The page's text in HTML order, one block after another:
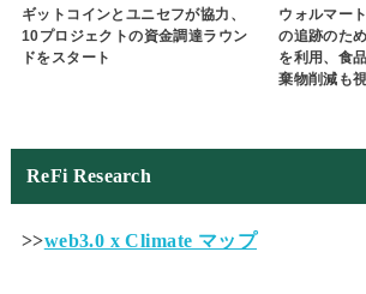
ギットコインとユニセフが協力、
10プロジェクトの資金調達ラウン
ドをスタート
ウォルマー
の追跡のた
を利用、食
棄物削減も
ReFi Research
>>web3.0 x Climate マップ